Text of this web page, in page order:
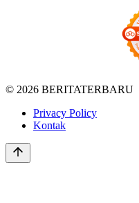
© 2026 BERITATERBARU
Privacy Policy
Kontak